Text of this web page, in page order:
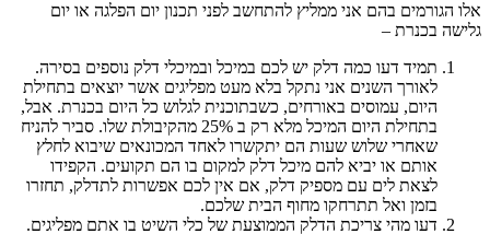
אלו הגורמים בהם אני ממליץ להתחשב לפני תכנון יום הפלגה או יום
גלישה בכנרת –
תמיד דעו כמה דלק יש לכם במיכל ובמיכלי דלק נוספים בסירה.
לאורך השנים אני נתקל בלא מעט מפליגים אשר יוצאים בתחילת
היום, עמוסים באורחים, כשבתוכנית לגלוש כל היום בכנרת. אבל,
בתחילת היום המיכל מלא רק ב 25% מהקיבולת שלו. סביר להניח
שאחרי שלוש שעות הם יתקשרו לאחד המכונאים שיבוא לחלץ
אותם או יביא להם מיכל דלק למקום בו הם תקועים. הקפידו
לצאת לים עם מספיק דלק, אם אין לכם אפשרות לתדלק, תחזרו
בזמן ואל תתרחקו מחוף הבית שלכם.
דעו מהי צריכת הדלק הממוצעת של כלי השיט בו אתם מפליגים.